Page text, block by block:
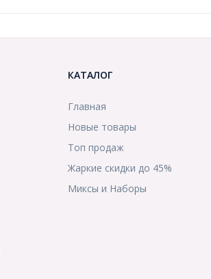
КАТАЛОГ
Главная
Новые товары
Топ продаж
Жаркие скидки до 45%
Миксы и Наборы